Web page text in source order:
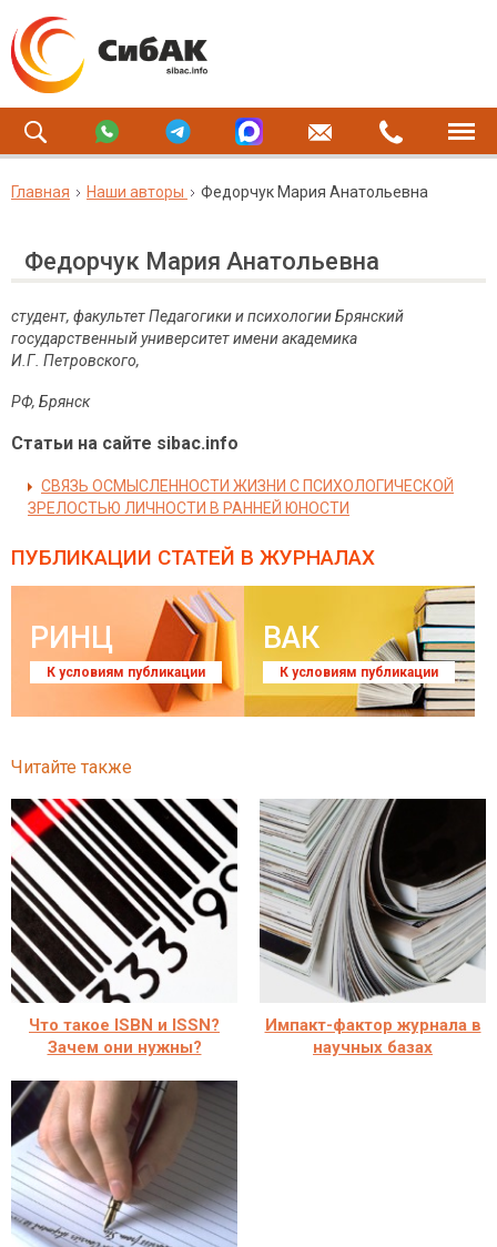
Главная Наши авторы Федорчук Мария Анатольевна
Федорчук Мария Анатольевна
студент, факультет Педагогики и психологииБрянский
государственный университет имени академика
И.Г. Петровского,
РФ, Брянск
Статьи на сайте sibac.info
СВЯЗЬ ОСМЫСЛЕННОСТИ ЖИЗНИ С ПСИХОЛОГИЧЕСКОЙ
ЗРЕЛОСТЬЮ ЛИЧНОСТИ В РАННЕЙ ЮНОСТИ
ПУБЛИКАЦИИ СТАТЕЙ В ЖУРНАЛАХ
РИНЦ
К условиям публикации
ВАК
К условиям публикации
Читайте также
Что такое ISBN и ISSN?
Зачем они нужны?
Импакт-фактор журнала в
научных базах